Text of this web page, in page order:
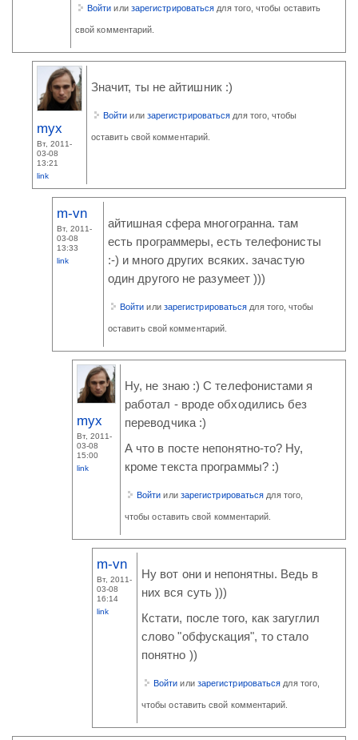
Войти или зарегистрироваться для того, чтобы оставить
свой комментарий.
myx
Вт, 2011-
03-08
13:21
link
Значит, ты не айтишник :)
Войти или зарегистрироваться для того, чтобы
оставить свой комментарий.
m-vn
Вт, 2011-
03-08
13:33
link
айтишная сфера многогранна. там
есть программеры, есть телефонисты
:-) и много других всяких. зачастую
один другого не разумеет )))
Войти или зарегистрироваться для того, чтобы
оставить свой комментарий.
myx
Вт, 2011-
03-08
15:00
link
Ну, не знаю :) С телефонистами я
работал - вроде обходились без
переводчика :)
А что в посте непонятно-то? Ну,
кроме текста программы? :)
Войти или зарегистрироваться для того,
чтобы оставить свой комментарий.
m-vn
Вт, 2011-
03-08
16:14
link
Ну вот они и непонятны. Ведь в
них вся суть )))
Кстати, после того, как загуглил
слово "обфускация", то стало
понятно ))
Войти или зарегистрироваться для того,
чтобы оставить свой комментарий.